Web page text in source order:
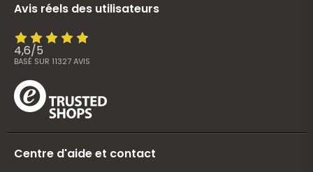
Avis réels des utilisateurs
4,6/5
BASÉ SUR 11327AVIS
Centre d'aide et contact